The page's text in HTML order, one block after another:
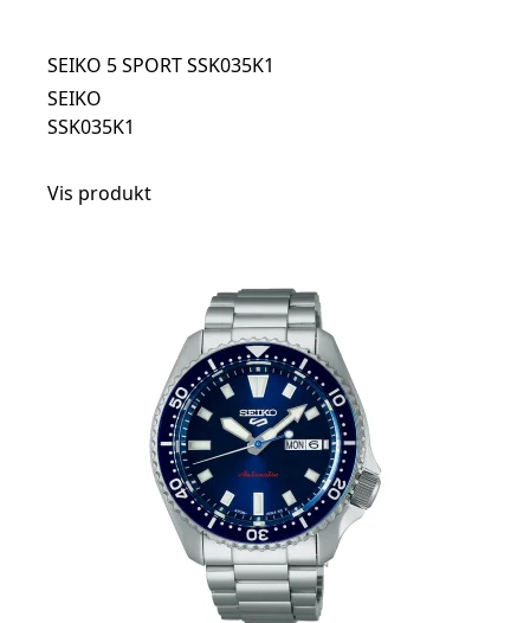
SEIKO 5 SPORT SSK035K1
SEIKO
SSK035K1
Vis produkt